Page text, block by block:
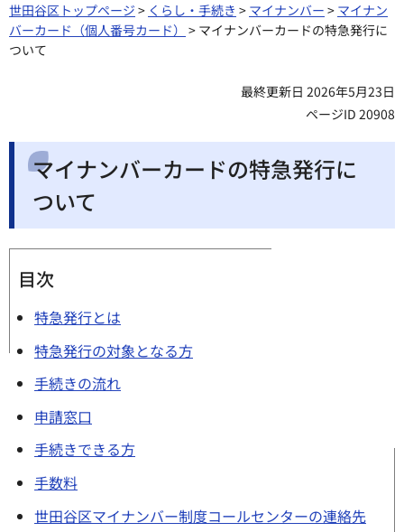
世田谷区トップページ > くらし・手続き > マイナンバー > マイナン
バーカード（個人番号カード） > マイナンバーカードの特急発行に
ついて
最終更新日 2026年5月23日
ページID 20908
マイナンバーカードの特急発行に
ついて
目次
特急発行とは
特急発行の対象となる方
手続きの流れ
申請窓口
手続きできる方
手数料
世田谷区マイナンバー制度コールセンターの連絡先